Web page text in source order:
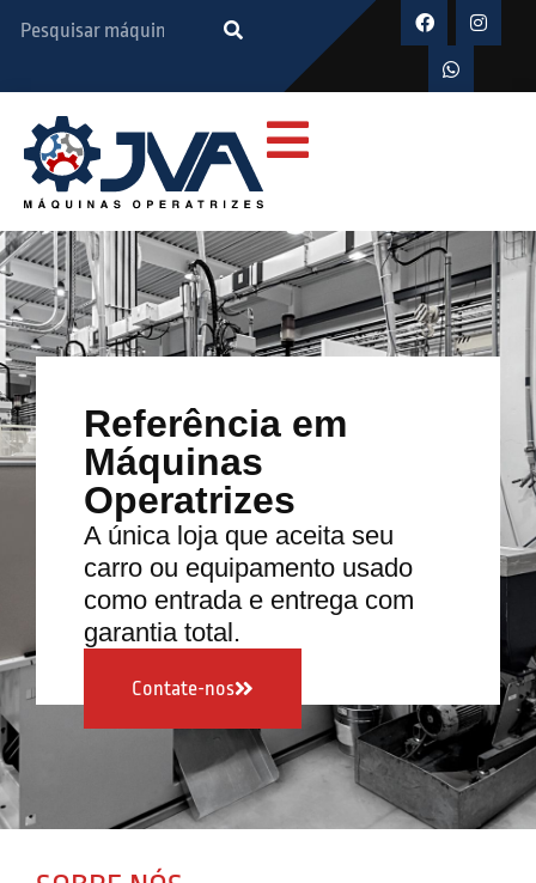
Referência em
Máquinas
Operatrizes
A única loja que aceita seu
carro ou equipamento usado
como entrada e entrega com
garantia total.
Contate-nos